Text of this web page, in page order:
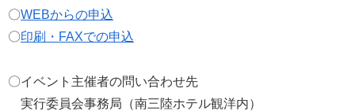
〇WEBからの申込
〇印刷・FAXでの申込
〇イベント主催者の問い合わせ先
実行委員会事務局（南三陸ホテル観洋内）